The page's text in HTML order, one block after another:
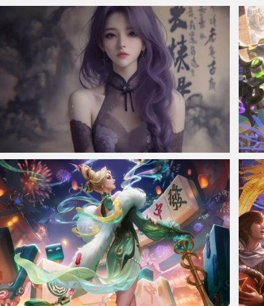
仙侠凌仙 紫色长卷发美女 古风古典 4K壁纸 王者